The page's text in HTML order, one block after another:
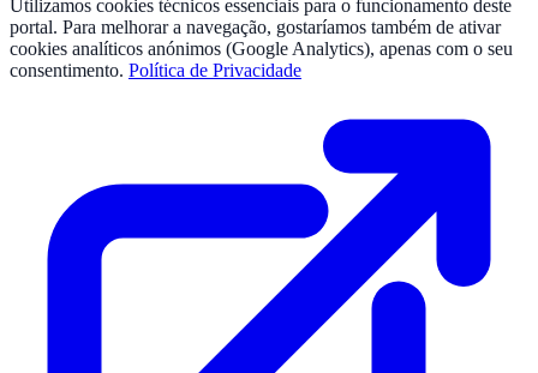
Utilizamos cookies técnicos essenciais para o funcionamento deste
portal. Para melhorar a navegação, gostaríamos também de ativar
cookies analíticos anónimos (Google Analytics), apenas com o seu
consentimento. Política de Privacidade